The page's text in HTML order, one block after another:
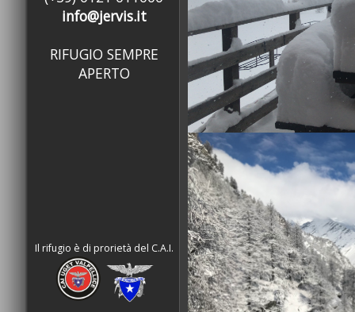
info@jervis.it
RIFUGIO SEMPRE
APERTO
Il rifugio è di prorietà del C.A.I.